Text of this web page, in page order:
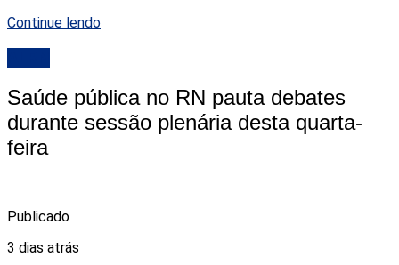
Continue lendo
Saúde pública no RN pauta debates
durante sessão plenária desta quarta-
feira
Publicado
3 dias atrás